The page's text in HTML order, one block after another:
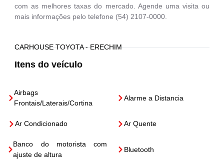
com as melhores taxas do mercado. Agende uma visita ou
mais informações pelo telefone (54) 2107-0000.
CARHOUSE TOYOTA - ERECHIM
Itens do veículo
Airbags
Frontais/Laterais/Cortina
Alarme a Distancia
Ar Condicionado Ar Quente
Banco do motorista com
ajuste de altura
Bluetooth